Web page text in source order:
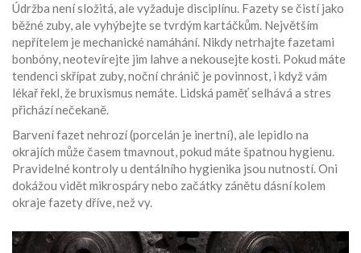
Údržba není složitá, ale vyžaduje disciplínu. Fazety se čistí jako
běžné zuby, ale vyhýbejte se tvrdým kartáčkům. Největším
nepřítelem je mechanické namáhání. Nikdy netrhajte fazetami
bonbóny, neotevírejte jim lahve a nekousejte kosti. Pokud máte
tendenci skřípat zuby, noční chránič je povinnost, i když vám
lékař řekl, že bruxismus nemáte. Lidská paměť selhává a stres
přichází nečekaně.
Barvení fazet nehrozí (porcelán je inertní), ale lepidlo na
okrajích může časem tmavnout, pokud máte špatnou hygienu.
Pravidelné kontroly u dentálního hygienika jsou nutností. Oni
dokážou vidět mikrospáry nebo začátky zánětu dásní kolem
okraje fazety dříve, než vy.